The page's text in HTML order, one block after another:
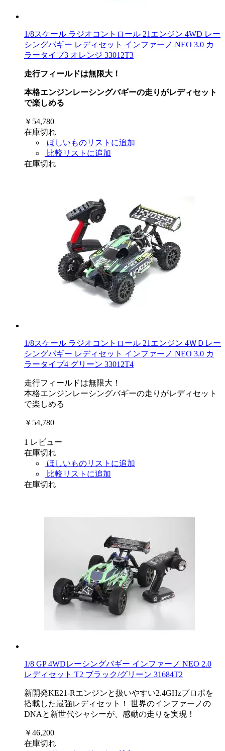
1/8スケール ラジオコントロール 21エンジン 4WD レー
シングバギー レディセット インファーノ NEO 3.0 カ
ラータイプ3 オレンジ 33012T3
走行フィールドは無限大！
本格エンジンレーシングバギーの走りがレディセット
で楽しめる
￥54,780
在庫切れ
ほしいものリストに追加
比較リストに追加
在庫切れ
1/8スケール ラジオコントロール 21エンジン 4ＷＤレー
シングバギー レディセット インファーノ NEO 3.0 カ
ラータイプ4 グリーン 33012T4
走行フィールドは無限大！
本格エンジンレーシングバギーの走りがレディセット
で楽しめる
￥54,780
1 レビュー
在庫切れ
ほしいものリストに追加
比較リストに追加
在庫切れ
1/8 GP 4WDレーシングバギー インファーノ NEO 2.0
レディセット T2 ブラック/グリーン 31684T2
新開発KE21-Rエンジンと扱いやすい2.4GHzプロポを
搭載した最強レディセット！ 世界のインファーノの
DNAと新世代シャシーが、感動の走りを実現！
￥46,200
在庫切れ